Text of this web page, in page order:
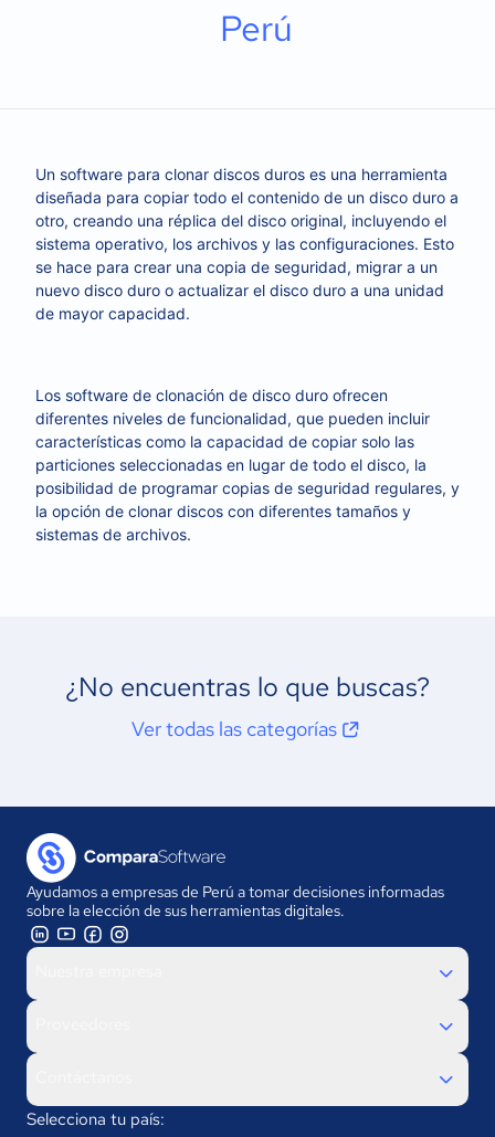
Perú
Un software para clonar discos duros es una herramienta
diseñada para copiar todo el contenido de un disco duro a
otro, creando una réplica del disco original, incluyendo el
sistema operativo, los archivos y las configuraciones. Esto
se hace para crear una copia de seguridad, migrar a un
nuevo disco duro o actualizar el disco duro a una unidad
de mayor capacidad.
Los software de clonación de disco duro ofrecen
diferentes niveles de funcionalidad, que pueden incluir
características como la capacidad de copiar solo las
particiones seleccionadas en lugar de todo el disco, la
posibilidad de programar copias de seguridad regulares, y
la opción de clonar discos con diferentes tamaños y
sistemas de archivos.
¿No encuentras lo que buscas?
Ver todas las categorías
Ayudamos a empresas de Perú a tomar decisiones informadas
sobre la elección de sus herramientas digitales.
Selecciona tu país: